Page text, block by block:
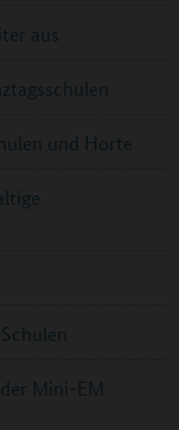
aus
und Horte
Mini-EM